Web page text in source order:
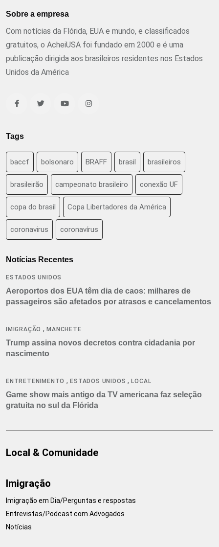
Sobre a empresa
Com notícias da Flórida, EUA e mundo, e classificados
gratuitos, o AcheiUSA foi fundado em 2000 e é uma
publicação dirigida aos brasileiros residentes nos Estados
Unidos da América
Tags
baccf bolsonaro BRAFF brasil brasileiros
brasileirão campeonato brasileiro conexão UF
copa do brasil Copa Libertadores da América
coronavirus coronavírus
Notícias Recentes
ESTADOS UNIDOS
Aeroportos dos EUA têm dia de caos: milhares de
passageiros são afetados por atrasos e cancelamentos
IMIGRAÇÃO ,MANCHETE
Trump assina novos decretos contra cidadania por
nascimento
ENTRETENIMENTO ,ESTADOS UNIDOS ,LOCAL
Game show mais antigo da TV americana faz seleção
gratuita no sul da Flórida
Local & Comunidade
Imigração
Imigração em Dia/Perguntas e respostas
Entrevistas/Podcast com Advogados
Notícias